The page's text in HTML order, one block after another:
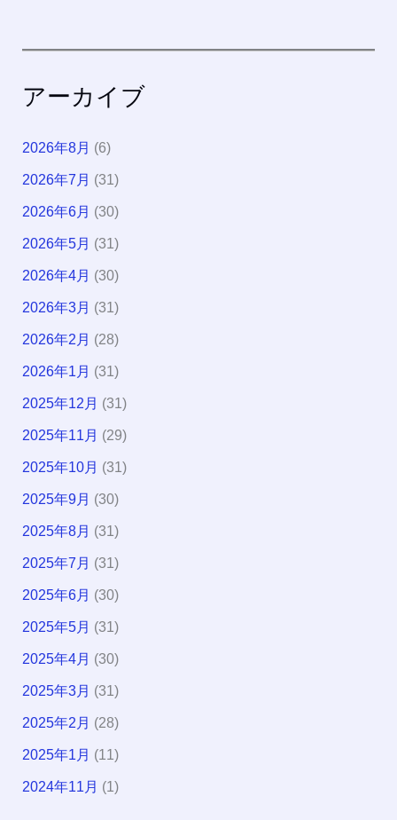
アーカイブ
2026年8月 (6)
2026年7月 (31)
2026年6月 (30)
2026年5月 (31)
2026年4月 (30)
2026年3月 (31)
2026年2月 (28)
2026年1月 (31)
2025年12月 (31)
2025年11月 (29)
2025年10月 (31)
2025年9月 (30)
2025年8月 (31)
2025年7月 (31)
2025年6月 (30)
2025年5月 (31)
2025年4月 (30)
2025年3月 (31)
2025年2月 (28)
2025年1月 (11)
2024年11月 (1)